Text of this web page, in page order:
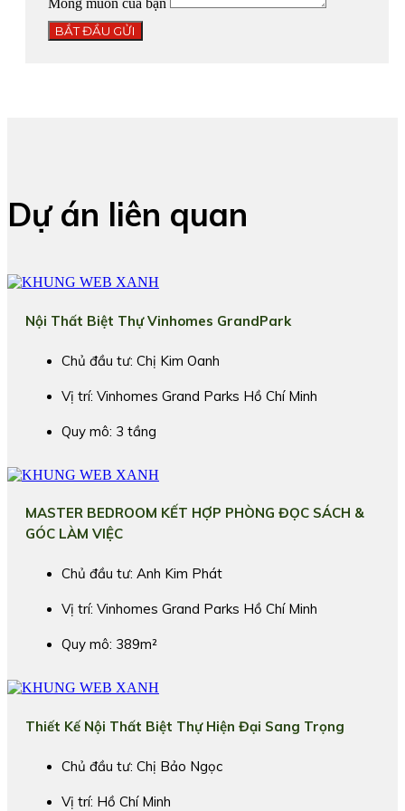
Mong muốn của bạn
BẮT ĐẦU GỬI
Dự án liên quan
Nội Thất Biệt Thự Vinhomes GrandPark
Chủ đầu tư: Chị Kim Oanh
Vị trí: Vinhomes Grand Parks Hồ Chí Minh
Quy mô: 3 tầng
MASTER BEDROOM KẾT HỢP PHÒNG ĐỌC SÁCH &
GÓC LÀM VIỆC
Chủ đầu tư: Anh Kim Phát
Vị trí: Vinhomes Grand Parks Hồ Chí Minh
Quy mô: 389m²
Thiết Kế Nội Thất Biệt Thự Hiện Đại Sang Trọng
Chủ đầu tư: Chị Bảo Ngọc
Vị trí: Hồ Chí Minh